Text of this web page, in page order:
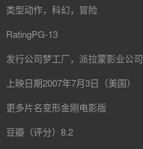
类型动作，科幻，冒险
RatingPG-13
发行公司梦工厂，派拉蒙影业公司
上映日期2007年7月3日（美国）
更多片名变形金刚电影版
豆瓣（评分）8.2